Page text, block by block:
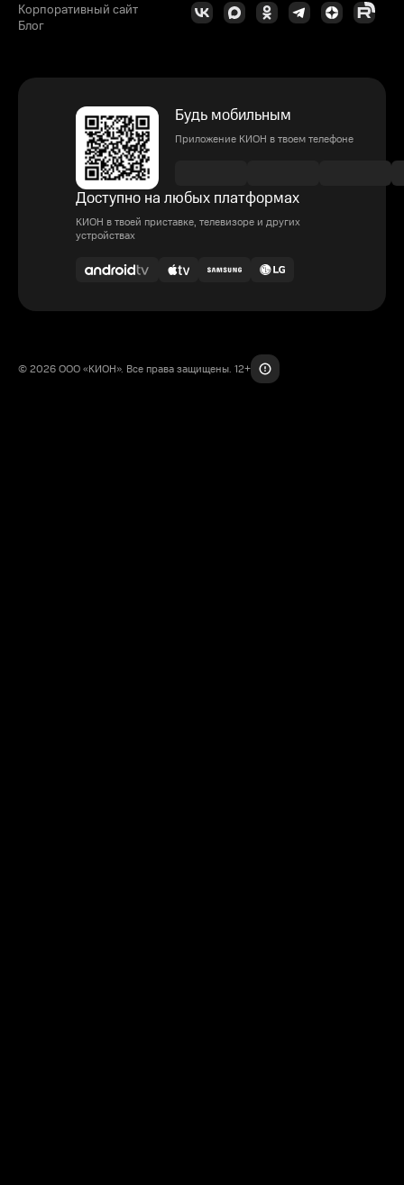
Корпоративный сайт
Блог
Будь мобильным
Приложение КИОН в твоем телефоне
Доступно на любых платформах
КИОН в твоей приставке, телевизоре и других
устройствах
© 2026 ООО «КИОН». Все права защищены. 12+